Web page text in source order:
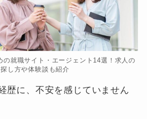
の就職サイト・エージェント14選！求人の
探し方や体験談も紹介
歴に、不安を感じていません